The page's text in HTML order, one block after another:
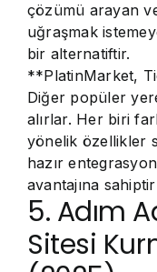
çözümü arayan
uğraşmak
bir alternatiftir.
**PlatinMarket,
Diğer popüler
alırlar. Her biri
yönelik özellikler
hazır
avantajına
5. Adım
Sitesi